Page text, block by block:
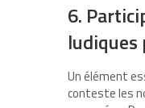
6.
ludiques
Un élément
conteste les